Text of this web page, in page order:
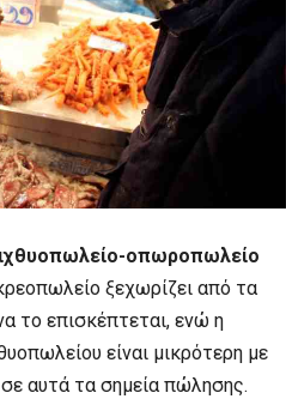
οπωροπωλείο
ξεχωρίζει από τα
το επισκέπτεται, ενώ η
είναι μικρότερη με
αυτά τα σημεία πώλησης.